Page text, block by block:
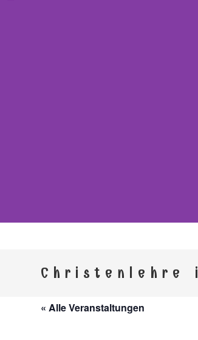
Gemeinden Ebersdorf,
Christenlehre
« Alle Veranstaltungen